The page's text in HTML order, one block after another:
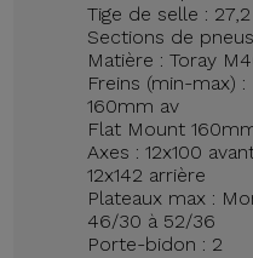
Tige de selle :
Sections de
Matière : Toray
Freins (min-max)
160mm av
Flat Mount
Axes : 12x100
12x142 arrière
Plateaux max :
46/30 à 52/36
Porte-bidon : 2